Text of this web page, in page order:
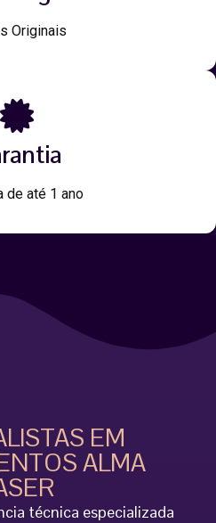
Originais
de até 1 ano
EM
ALMA
técnica especializada